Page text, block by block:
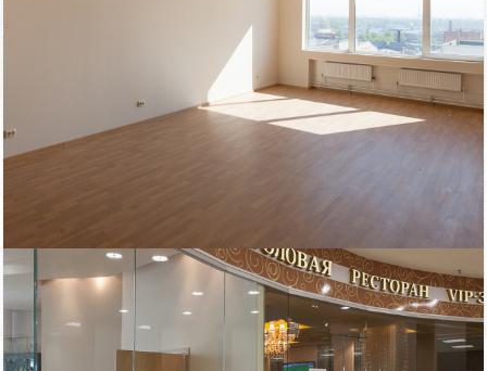
Биз-Цен
Телефон
Показать телефон
Снять, арендовать офисное помещение:
Описание бизнес-центра:
, дом 4. Для аренды офисов «Собрание» имеет класс «В» и
соответствует всем современным требованиям к помещениям
такого класса. Особым преимуществом объекта является
возможность снять видовой офис или офис с отдельным входом